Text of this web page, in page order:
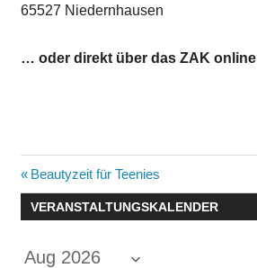
65527 Niedernhausen
… oder direkt über das ZAK online
Beitragsnavigation
Vorheriger
Beitrag:
Beautyzeit für Teenies
VERANSTALTUNGSKALENDER